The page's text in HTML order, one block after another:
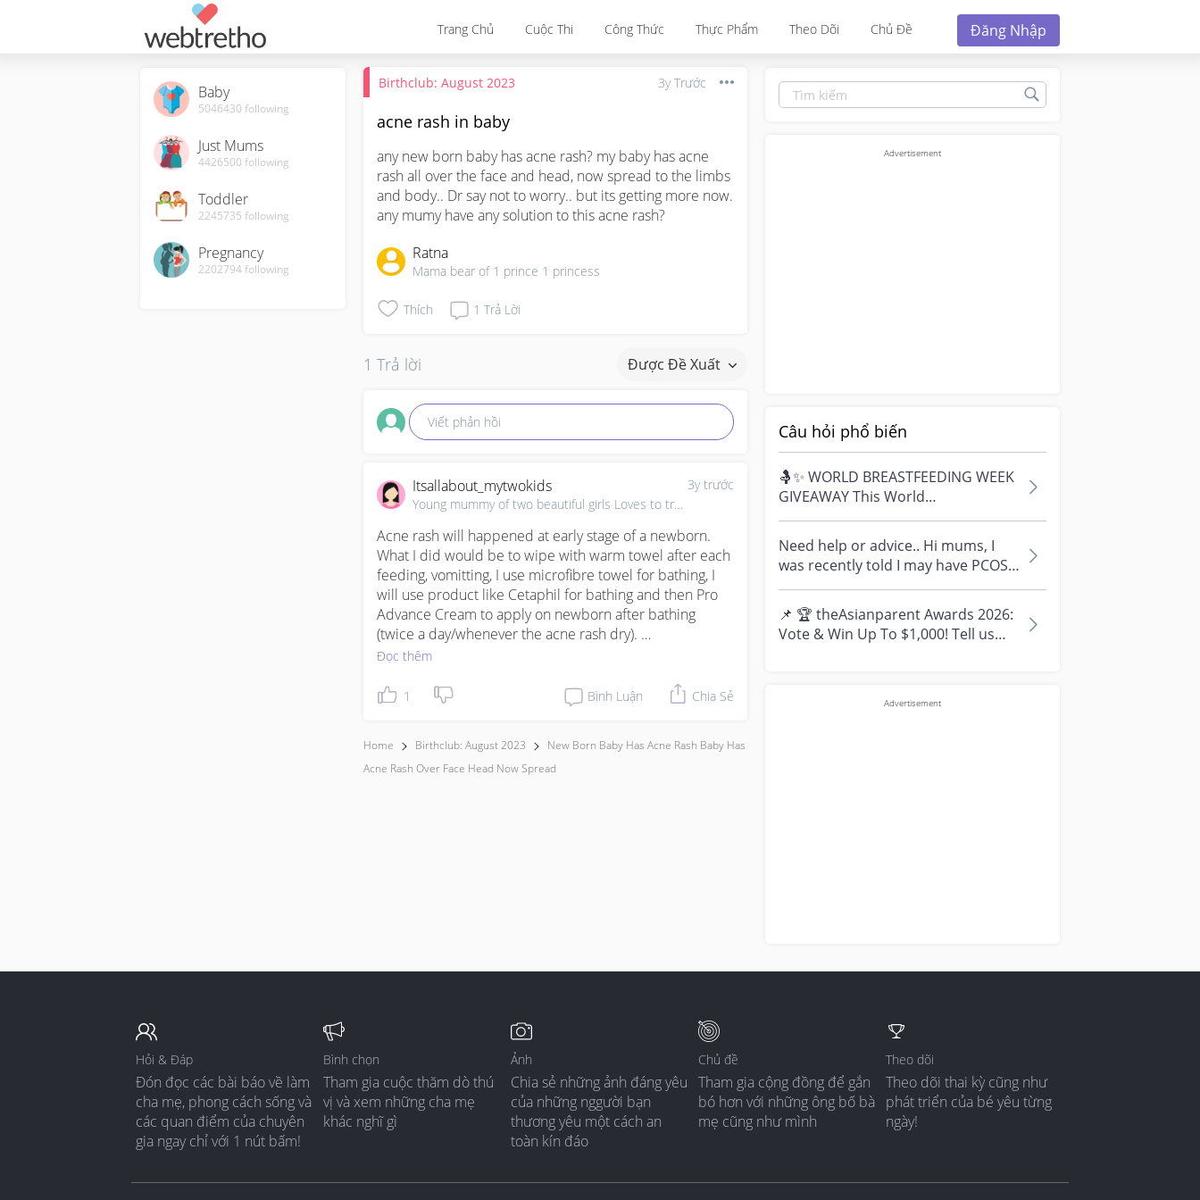
Trang Chủ Cuộc Thi Công Thức Thực Phẩm Theo Dõi Chủ Đề Đăng Nhập
Baby
5046430 following
Just Mums
4426500 following
Toddler
2245735 following
Pregnancy
2202794following
Birthclub: August 2023 3y Trước
acne rash in baby
any new born baby has acne rash? my baby has acne
rash all over the face and head, now spread to the limbs
and body.. Dr say not to worry.. but its getting more now.
any mumy have any solution to this acne rash?
Ratna
Mama bear of 1 prince 1 princess
Thích 1 Trả Lời
1 Trả lời Được Đề Xuất
Viết phản hồi
3y trước
Itsallabout_mytwokids
Young mummy of two beautiful girls Loves to travel, ✈
Acne rash will happened at early stage of a newborn.
What I did would be to wipe with warm towel after each
feeding, vomitting, I use microfibre towel for bathing, I
will use product like Cetaphil for bathing and then Pro
Advance Cream to apply on newborn after bathing
(twice a day/whenever the acne rash dry).
Đọc thêm
1 Bình Luận Chia Sẻ
Home Birthclub: August 2023
New Born Baby Has Acne Rash Baby Has
Acne Rash Over Face Head Now Spread
Câu hỏi phổ biến
🤱✨ WORLD BREASTFEEDING WEEK
GIVEAWAY This World
Breastfeeding Week, we're
celebrating every mum's fe...
Need help or advice.. Hi mums, I
was recently told I may have PCOS
and I am worried about how it
mig...
📌 🏆 theAsianparent Awards 2026:
Vote & Win Up To $1,000! Tell us
Hỏi & Đáp
Đón đọc các bài báo về làm
cha mẹ, phong cách sống và
các quan điểm của chuyên
gia ngay chỉ với 1 nút bấm!
Bình chọn
Tham gia cuộc thăm dò thú
vị và xem những cha mẹ
khác nghĩ gì
Ảnh
Chia sẻ những ảnh đáng yêu
của những nggười bạn
thương yêu một cách an
toàn kín đáo
Chủ đề
Tham gia cộng đồng để gắn
bó hơn với những ông bố bà
mẹ cũng như mình
Theo dõi
Theo dõi thai kỳ cũng như
phát triển của bé yêu từng
ngày!